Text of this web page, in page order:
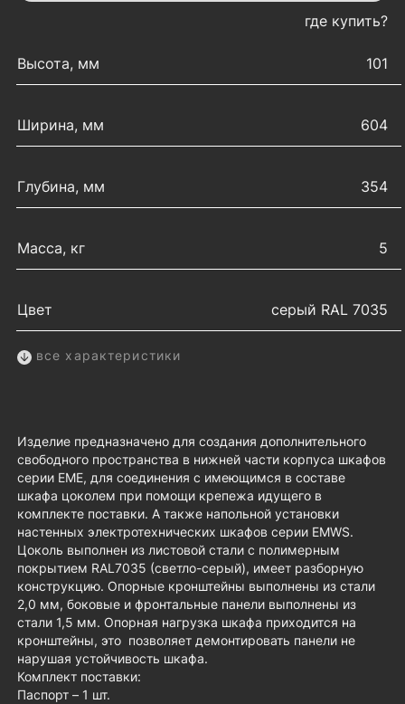
где купить?
Высота, мм
101
Ширина, мм 604
Глубина, мм 354
Масса, кг 5
Цвет серый RAL 7035
все характеристики
Изделие предназначено для создания дополнительного
свободного пространства в нижней части корпуса шкафов
серии EMЕ, для соединения с имеющимся в составе
шкафа цоколем при помощи крепежа идущего в
комплекте поставки. А также напольной установки
настенных электротехнических шкафов серии EMWS.
Цоколь выполнен из листовой стали с полимерным
покрытием RAL7035 (светло-серый), имеет разборную
конструкцию. Опорные кронштейны выполнены из стали
2,0 мм, боковые и фронтальные панели выполнены из
стали 1,5 мм. Опорная нагрузка шкафа приходится на
кронштейны, это позволяет демонтировать панели не
нарушая устойчивость шкафа.
Комплект поставки:
Паспорт – 1 шт.